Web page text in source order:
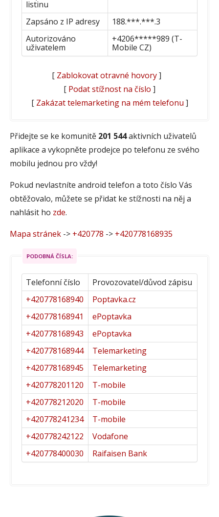
listinu
Zapsáno z IP adresy
188.***.***.3
Autorizováno
uživatelem
+4206*****989 (T-
Mobile CZ)
[ Zablokovat otravné hovory]
[ Podat stížnost na číslo ]
[ Zakázat telemarketing na mém telefonu ]
Přidejte se ke komunitě 201 544aktivních uživatelů
aplikace a vykopněte prodejce po telefonu ze svého
mobilu jednou pro vždy!
Pokud nevlastníte android telefon a toto číslo Vás
obtěžovalo, můžete se přidat ke stížnosti na něj a
nahlásit ho zde.
Mapa stránek -> +420778 -> +420778168935
PODOBNÁ ČÍSLA:
Telefonní číslo
Provozovatel/důvod zápisu
+420778168940
Poptavka.cz
+420778168941
ePoptavka
+420778168943
ePoptavka
+420778168944
Telemarketing
+420778168945
Telemarketing
+420778201120
T-mobile
+420778212020
T-mobile
+420778241234
T-mobile
+420778242122
Vodafone
+420778400030
Raifaisen Bank